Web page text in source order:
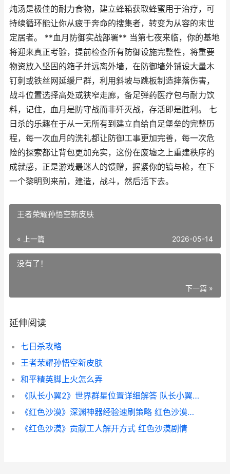
炖汤是极佳的耐力食物，建立蜂箱获取蜂蜜用于治疗，可
持续循环能让你从疲于奔命的搜集者，转变为从容的末世
定居者。 **血月防御实战部署** 当第七夜来临，你的基地
将迎来真正考验，提前检查所有防御设施完整性，将重要
物资放入坚固的箱子并远离外墙，在防御墙外铺设大量木
钉刺或铁丝网延缓尸群，利用斜坡与跳板制造摔落伤害，
战斗位置选择高处或狭窄走廊，备足弹药医疗包与耐力饮
料，记住，血月是防守战而非歼灭战，存活即是胜利。 七
日杀的乐趣在于从一无所有到建立自给自足堡垒的完整历
程，每一次血月的洗礼都让防御工事更加完善，每一次危
险的探索都让背包更加充实，这份在废墟之上重建秩序的
成就感，正是游戏最迷人的馈赠，握紧你的镐与枪，在下
一个黎明到来前，建造，战斗，然后活下去。
王者荣耀孙悟空新皮肤
« 上一篇 2026-05-14
没有了！
下一篇 »
延伸阅读
七日杀攻略
王者荣耀孙悟空新皮肤
和平精英脚上火怎么弄
《队长小翼2》世界群星位置详细解答 队长小翼2世少篇国语版
《红色沙漠》深渊神器经验速刷策略 红色沙漠深暗之星
《红色沙漠》贡献工人解开方式 红色沙漠剧情